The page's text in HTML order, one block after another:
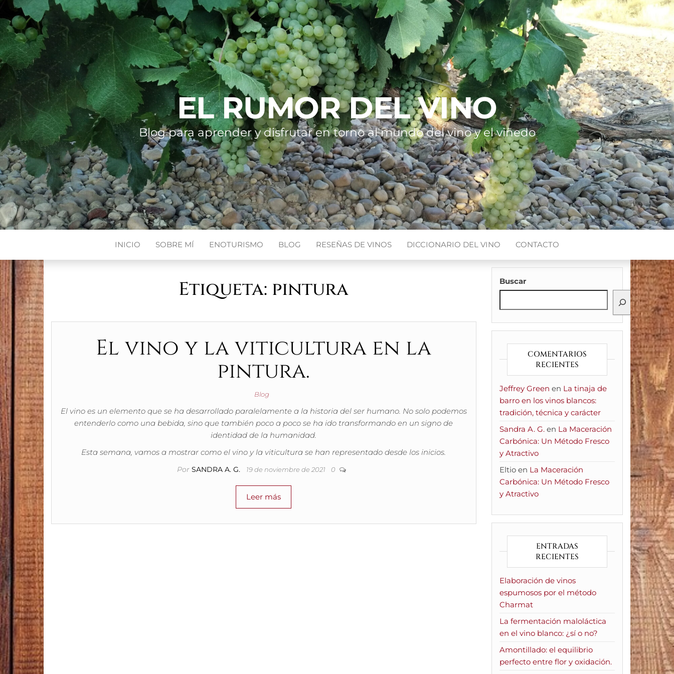
EL RUMOR DEL VINO
Blog para aprender y disfrutar en torno al mundo del vino y el viñedo
INICIO SOBRE MÍ ENOTURISMO BLOG RESEÑAS DE VINOS DICCIONARIO DEL VINO CONTACTO
Etiqueta: pintura
El vino y la viticultura en la
pintura.
Blog
El vino es un elemento que se ha desarrollado paralelamente a la historia del ser humano. No solo podemos
entenderlo como una bebida, sino que también poco a poco se ha ido transformando en un signo de
identidad de la humanidad.
Esta semana, vamos a mostrar como el vino y la viticultura se han representado desde los inicios.
Por SANDRA A. G. 19 de noviembre de 2021 0
Leer más
Buscar
COMENTARIOS
RECIENTES
Jeffrey Green en La tinaja de
barro en los vinos blancos:
tradición, técnica y carácter
Sandra A. G.en La Maceración
Carbónica: Un Método Fresco
y Atractivo
Eltioen La Maceración
Carbónica: Un Método Fresco
y Atractivo
ENTRADAS
RECIENTES
Elaboración de vinos
espumosos por el método
Charmat
La fermentación maloláctica
en el vino blanco: ¿sí o no?
Amontillado: el equilibrio
perfecto entre flor y oxidación.